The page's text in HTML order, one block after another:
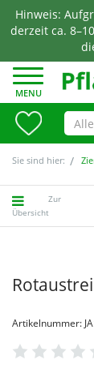
Hinweis:
derzeit ca.
MENU
Sie sind hier:
Zur
Übersicht
Artikelnummer: